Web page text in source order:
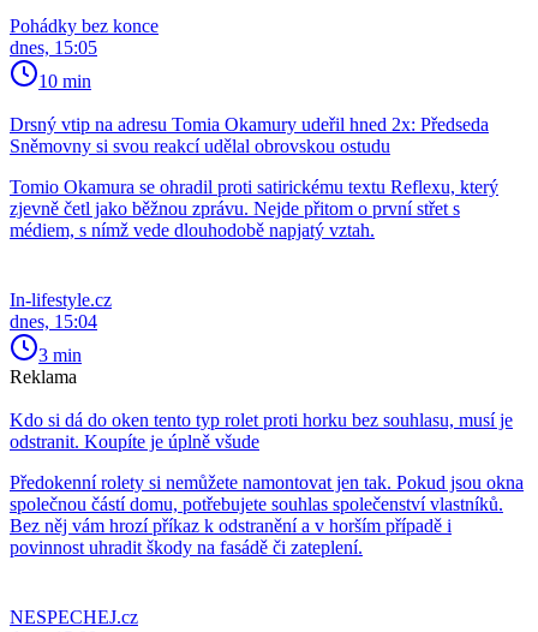
Pohádky bez konce
dnes, 15:05
10 min
Drsný vtip na adresu Tomia Okamury udeřil hned 2x: Předseda
Sněmovny si svou reakcí udělal obrovskou ostudu
Tomio Okamura se ohradil proti satirickému textu Reflexu, který
zjevně četl jako běžnou zprávu. Nejde přitom o první střet s
médiem, s nímž vede dlouhodobě napjatý vztah.
In-lifestyle.cz
dnes, 15:04
3 min
Reklama
Kdo si dá do oken tento typ rolet proti horku bez souhlasu, musí je
odstranit. Koupíte je úplně všude
Předokenní rolety si nemůžete namontovat jen tak. Pokud jsou okna
společnou částí domu, potřebujete souhlas společenství vlastníků.
Bez něj vám hrozí příkaz k odstranění a v horším případě i
povinnost uhradit škody na fasádě či zateplení.
NESPECHEJ.cz